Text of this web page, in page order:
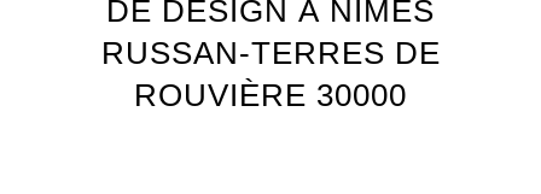
DE DESIGN À NÎMES
RUSSAN-TERRES DE
ROUVIÈRE 30000